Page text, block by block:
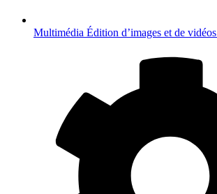
Multimédia Édition d’images et de